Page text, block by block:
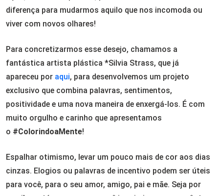
diferença para mudarmos aquilo que nos incomoda ou
viver com novos olhares!
Para concretizarmos esse desejo, chamamos a
fantástica artista plástica *Silvia Strass, que já
apareceu por aqui, para desenvolvemos um projeto
exclusivo que combina palavras, sentimentos,
positividade e uma nova maneira de enxergá-los. É com
muito orgulho e carinho que apresentamos
o #ColorindoaMente!
Espalhar otimismo, levar um pouco mais de cor aos dias
cinzas. Elogios ou palavras de incentivo podem ser úteis
para você, para o seu amor, amigo, pai e mãe. Seja por